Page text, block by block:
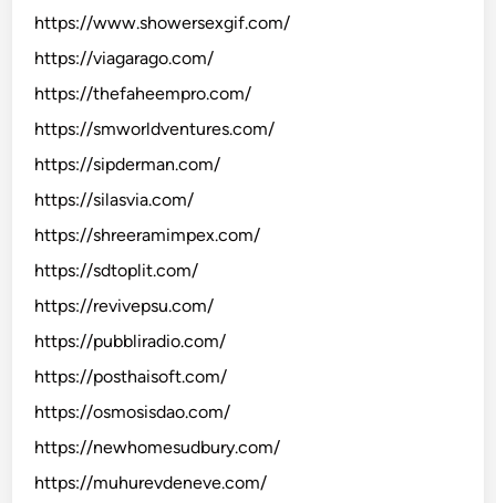
https://www.showersexgif.com/
https://viagarago.com/
https://thefaheempro.com/
https://smworldventures.com/
https://sipderman.com/
https://silasvia.com/
https://shreeramimpex.com/
https://sdtoplit.com/
https://revivepsu.com/
https://pubbliradio.com/
https://posthaisoft.com/
https://osmosisdao.com/
https://newhomesudbury.com/
https://muhurevdeneve.com/